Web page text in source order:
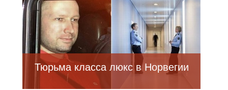
Тюрьма класса люкс в Норвегии